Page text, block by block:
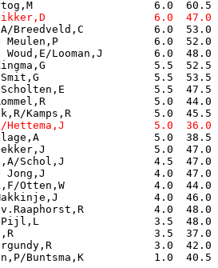
Breedveld,C           6.0  53.0
Meulen,P               6.0  52.0
Woud,E/Looman,J        6.0  48.0
Kingma,G                 5.5  52.5
5.5  53.5
5.5  47.5
5.0  44.0
5.0  38.5
5.0  47.0
Schol,J              4.5  47.0
Jong,J                 4.0  47.0
Otten,W              4.0  44.0
4.0  46.0
4.0  48.0
Pijl,L                  3.5  48.0
3.5  37.0
3.0  42.0
Buntsma,K           1.0  40.5